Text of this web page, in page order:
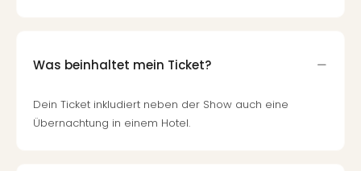
Was beinhaltet mein Ticket?
Dein Ticket inkludiert neben der Show auch eine
Übernachtung in einem Hotel.